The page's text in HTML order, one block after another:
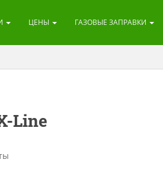
ЦЕНЫ ГАЗОВЫЕ ЗАПРАВКИ
Line